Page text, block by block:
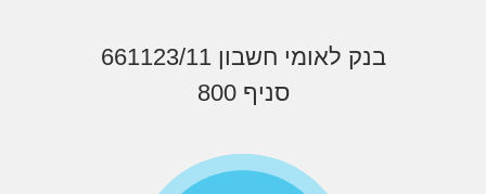
בנק לאומי חשבון 661123/11
סניף 800